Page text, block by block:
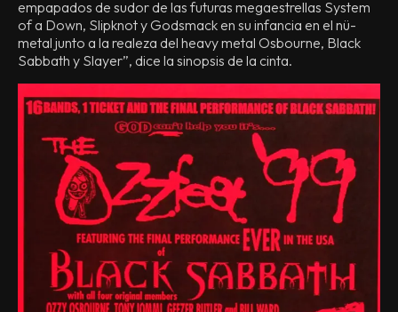
empapados de sudor de las futuras megaestrellas System
of a Down, Slipknot y Godsmack en su infancia en el nü-
metal junto a la realeza del heavy metal Osbourne, Black
Sabbath y Slayer”, dice la sinopsis de la cinta.